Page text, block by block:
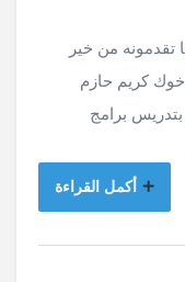
تقدمونه من خير
كريم حازم
برامج
أكمل القراءة